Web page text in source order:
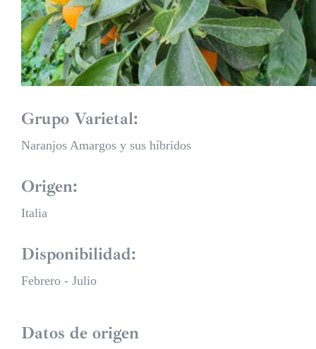
Grupo Varietal:
Naranjos Amargos y sus híbridos
Origen:
Italia
Disponibilidad:
Febrero - Julio
Datos de origen